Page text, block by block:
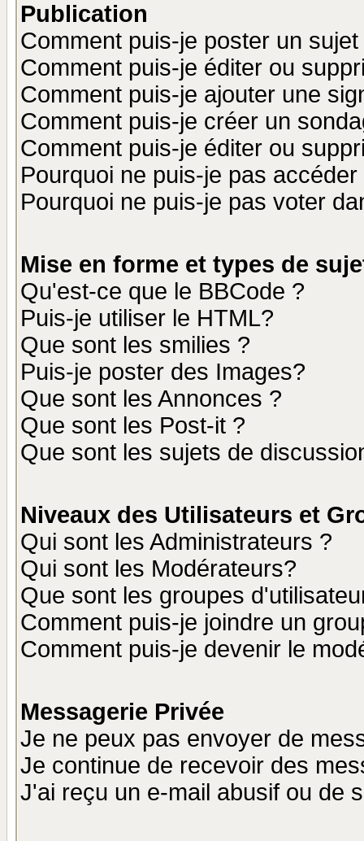
Publication
Comment puis-je poster un
Comment puis-je éditer ou
Comment puis-je ajouter une
Comment puis-je créer un
Comment puis-je éditer ou
Pourquoi ne puis-je pas
Pourquoi ne puis-je pas voter
Mise en forme et types de
Qu'est-ce que le BBCode ?
Puis-je utiliser le HTML?
Que sont les smilies ?
Puis-je poster des Images?
Que sont les Annonces ?
Que sont les Post-it ?
Que sont les sujets de
Niveaux des Utilisateurs et
Qui sont les Administrateurs ?
Qui sont les Modérateurs?
Que sont les groupes
Comment puis-je joindre un
Comment puis-je devenir le
Messagerie Privée
Je ne peux pas envoyer de
Je continue de recevoir des
J'ai reçu un e-mail abusif ou de